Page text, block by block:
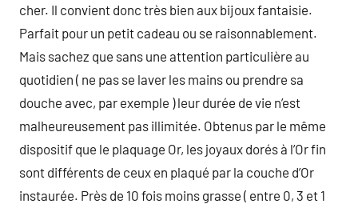
cher. Il convient donc très bien aux bijoux fantaisie.
Parfait pour un petit cadeau ou se raisonnablement.
Mais sachez que sans une attention particulière au
quotidien ( ne pas se laver les mains ou prendre sa
douche avec, par exemple ) leur durée de vie n’est
malheureusement pas illimitée. Obtenus par le même
dispositif que le plaquage Or, les joyaux dorés à l’Or fin
sont différents de ceux en plaqué par la couche d’Or
instaurée. Près de 10 fois moins grasse ( entre 0, 3 et 1